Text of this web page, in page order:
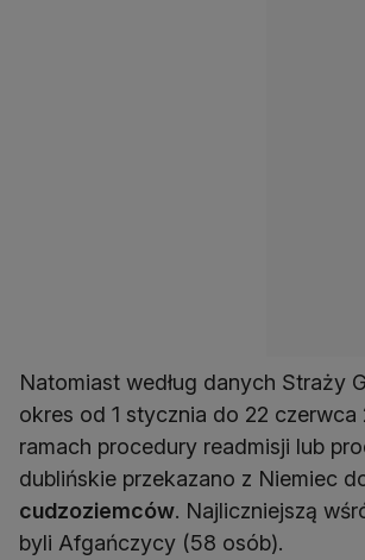
Natomiast według danych Straży
okres od 1 stycznia do 22
ramach procedury readmisji lub
dublińskie przekazano z Niemiec
cudzoziemców. Najliczniejszą
byli Afgańczycy (58 osób).